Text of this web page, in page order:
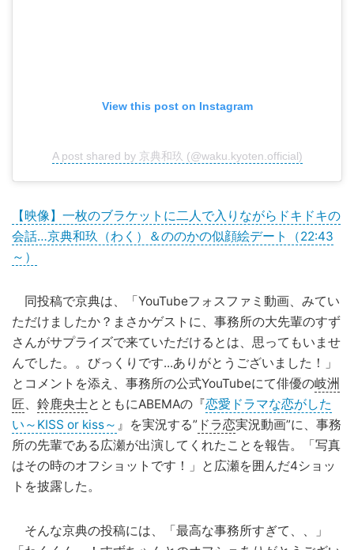
View this post on Instagram
A post shared by 京典和玖 (@waku.kyoten.official)
【映像】一枚のブラケットに二人で入りながらドキドキの
会話…京典和玖（わく）＆ののかの似顔絵デート（22:43
～）
同投稿で京典は、「YouTubeフォスファミ動画、みてい
ただけましたか？まさかゲストに、事務所の大先輩のすず
さんがサプライズで来ていただけるとは、思ってもいませ
んでした。。びっくりです...ありがとうございました！」
とコメントを添え、事務所の公式YouTubeにて俳優の岐洲
匠、 鈴鹿央士とともにABEMAの『恋愛ドラマな恋がした
い～KISS or kiss～ 』を実況する” ドラ恋実況動画”に、事務
所の先輩である広瀬が出演してくれたことを報告。「写真
はその時のオフショットです！」と広瀬を囲んだ4ショッ
トを披露した。
そんな京典の投稿には、「最高な事務所すぎて、、」